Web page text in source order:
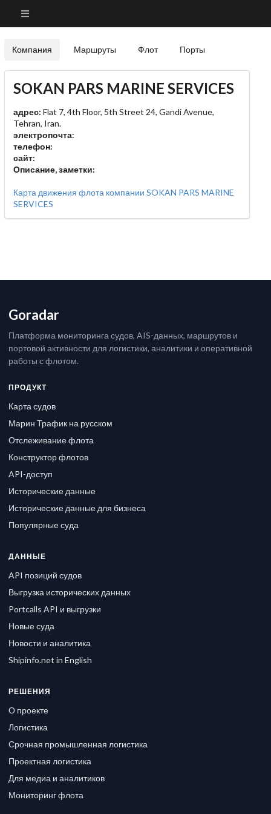
Компания Маршруты Флот Порты
SOKAN PARS MARINE SERVICES
адрес: Flat 7, 4th Floor, 5th Street 24, Gandi Avenue,
Tehran, Iran.
электропочта:
телефон:
сайт:
Описание, заметки:
Карта движения флота компании SOKAN PARS MARINE
SERVICES
Goradar
Платформа мониторинга судов, AIS-данных, маршрутов и
портовой активности для логистики, аналитики и оперативной
работы с флотом.
ПРОДУКТ
Карта судов
Марин Трафик на русском
Отслеживание флота
Конструктор флотов
API-доступ
Исторические данные
Исторические данные для бизнеса
Популярные суда
ДАННЫЕ
API позиций судов
Выгрузка исторических данных
Portcalls API и выгрузки
Новые суда
Новости и аналитика
Shipinfo.net in English
РЕШЕНИЯ
О проекте
Логистика
Срочная промышленная логистика
Проектная логистика
Для медиа и аналитиков
Мониторинг флота